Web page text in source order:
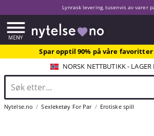
Lynrask levering, tusenvis av varer
Spar opptil 90% på våre
NORSK NETTBUTIKK - LAGER
Nytelse.no Sexleketøy For Par Erotiske spill